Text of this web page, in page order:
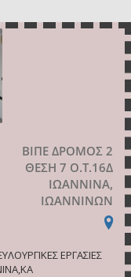
ΒΙΠΕ ΔΡΟΜΟΣ 2
ΘΕΣΗ 7 Ο.Τ.16Δ
ΙΩΑΝΝΙΝΑ,
ΙΩΑΝΝΙΝΩΝ
ΕΡΓΑΣΙΕΣ